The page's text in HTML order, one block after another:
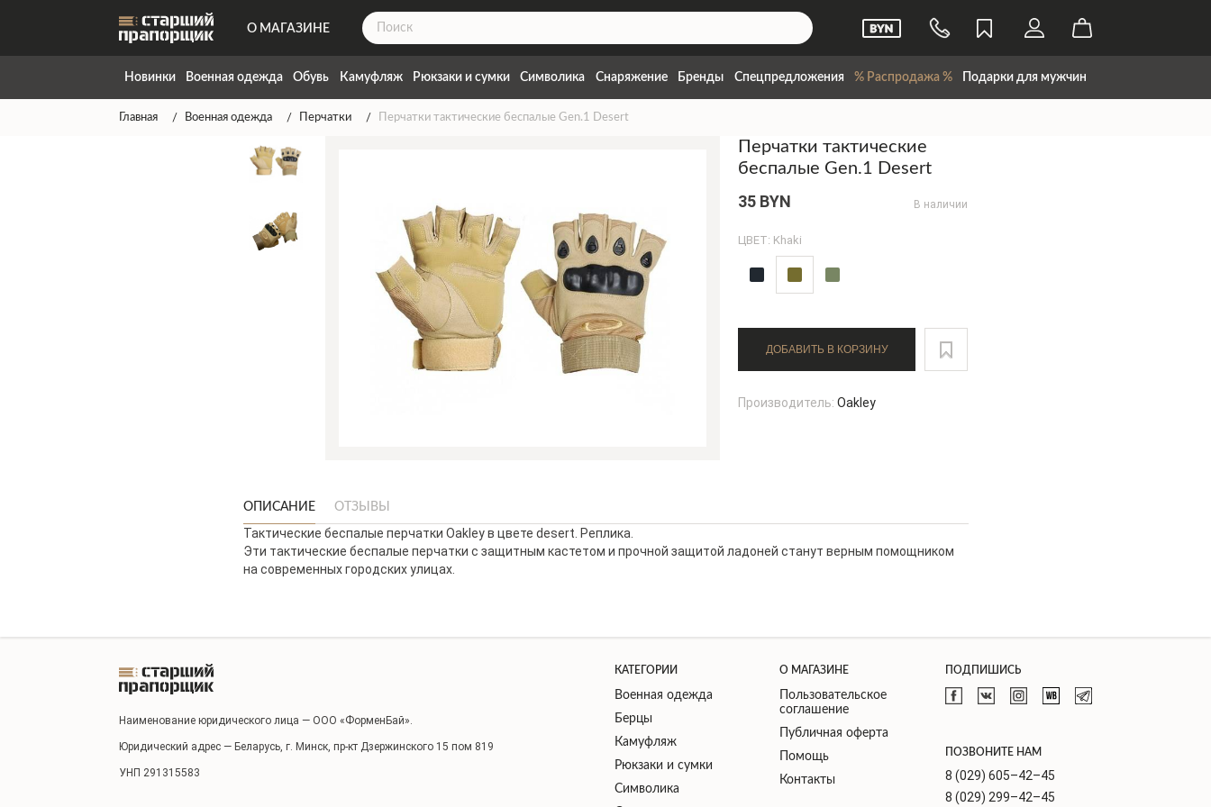
О МАГАЗИНЕ
ДОСТАВКА
НАПИСАТЬ НАМ
ГАРАНТИЯ
Новинки Военная одежда Обувь Камуфляж Рюкзаки и сумки Символика Снаряжение Бренды Спецпредложения % Распродажа % Подарки для мужчин
Главная Военная одежда Перчатки Перчатки тактические беспалые Gen.1 Desert
Перчатки тактические
беспалые Gen.1 Desert
35 BYN В наличии
ЦВЕТ: Khaki
ДОБАВИТЬ В КОРЗИНУ
Производитель:Oakley
ОПИСАНИЕ ОТЗЫВЫ
Тактические беспалые перчатки Oakley в цвете desert. Реплика.
Эти тактические беспалые перчатки с защитным кастетом и прочной защитой ладоней станут верным помощником
на современных городских улицах.
Наименование юридического лица — ООО «ФорменБай».
Юридический адрес — Беларусь, г. Минск, пр-кт Дзержинского 15 пом 819
УНП 291315583
КАТЕГОРИИ
Военная одежда
Берцы
Камуфляж
Рюкзаки и сумки
Символика
О МАГАЗИНЕ
Пользовательское
соглашение
Публичная оферта
Помощь
Контакты
ПОДПИШИСЬ
ПОЗВОНИТЕ НАМ
8 (029) 605–42–45
8 (029) 299–42–45